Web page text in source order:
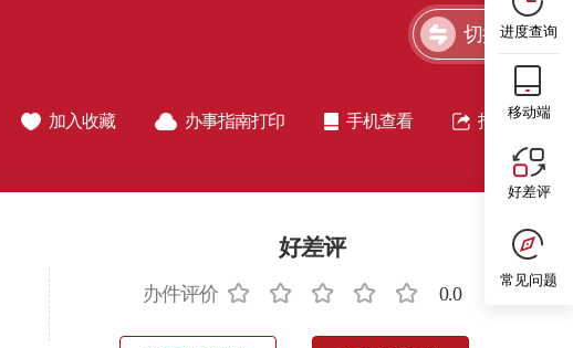
切换简洁版
加入收藏 办事指南打印 手机查看 指南分享
好差评
办件评价 0.0
进度查询
移动端
好差评
常见问题